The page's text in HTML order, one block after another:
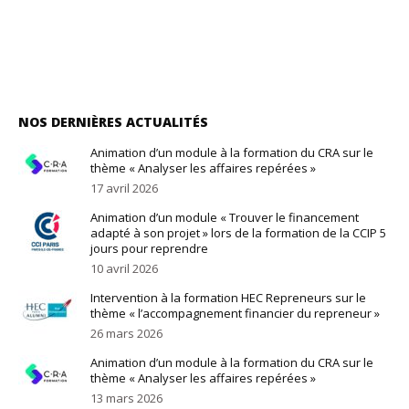
NOS DERNIÈRES ACTUALITÉS
Animation d’un module à la formation du CRA sur le
thème « Analyser les affaires repérées »
17 avril 2026
Animation d’un module « Trouver le financement
adapté à son projet » lors de la formation de la CCIP 5
jours pour reprendre
10 avril 2026
Intervention à la formation HEC Repreneurs sur le
thème « l’accompagnement financier du repreneur »
26 mars 2026
Animation d’un module à la formation du CRA sur le
thème « Analyser les affaires repérées »
13 mars 2026